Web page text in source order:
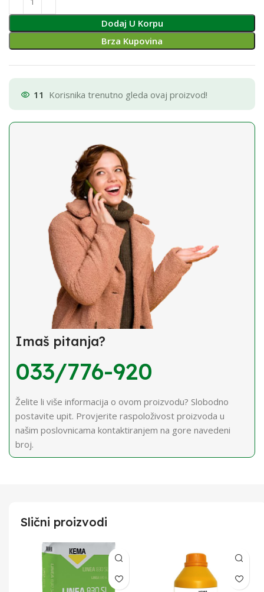
Dodaj U Korpu
Brza Kupovina
11 Korisnika trenutno gleda ovaj proizvod!
Imaš pitanja?
033/776-920
Želite li više informacija o ovom proizvodu? Slobodno
postavite upit. Provjerite raspoloživost proizvoda u
našim poslovnicama kontaktiranjem na gore navedeni
broj.
Slični proizvodi